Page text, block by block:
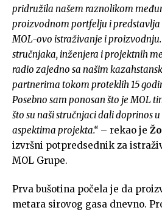
pridružila našem raznolikom
proizvodnom portfelju i
MOL-ovo istraživanje i
stručnjaka, inženjera i projektnih
radio zajedno sa našim
partnerima tokom proteklih 15
Posebno sam ponosan što je MOL
što su naši stručnjaci dali doprinos
aspektima projekta.“ – rekao je
izvršni potpredsednik za
MOL Grupe.
Prva bušotina počela je da
metara sirovog gasa dnevno.